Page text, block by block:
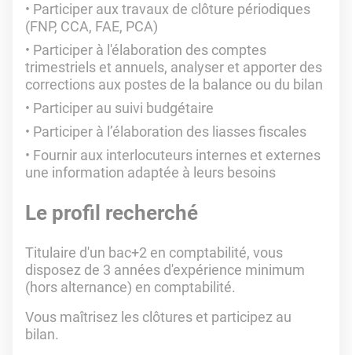
Participer aux travaux de clôture périodiques
(FNP, CCA, FAE, PCA)
Participer à l'élaboration des comptes
trimestriels et annuels, analyser et apporter des
corrections aux postes de la balance ou du bilan
Participer au suivi budgétaire
Participer à l’élaboration des liasses fiscales
Fournir aux interlocuteurs internes et externes
une information adaptée à leurs besoins
Le profil recherché
Titulaire d'un bac+2 en comptabilité, vous
disposez de 3 années d'expérience minimum
(hors alternance) en comptabilité.
Vous maîtrisez les clôtures et participez au
bilan.